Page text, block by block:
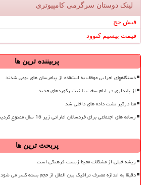
لینک دوستان سرگرمی كامپیوتری
فیش حج
قیمت بیسیم کنوود
پربیننده ترین ها
دستگاههای اجرایی موظف به استفاده از پیامرسان های بومی شدند
از پایداری در ایام سخت تا ثبت رکوردهای جدید
متا درگیر نشت داده های داخلی شد
رسانه های اجتماعی برای خردسالان اماراتی زیر 15 سال ممنوع گردید
پربحث ترین ها
ریشه خیلی از مشکلات محیط زیست فرهنگی است
دقیقا به اندازه مصرف ترافیک بین الملل از حجم بسته کسر می شود